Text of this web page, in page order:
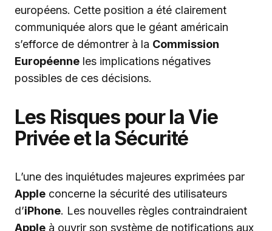
européens. Cette position a été clairement
communiquée alors que le géant américain
s’efforce de démontrer à la Commission
Européenne les implications négatives
possibles de ces décisions.
Les Risques pour la Vie
Privée et la Sécurité
L’une des inquiétudes majeures exprimées par
Apple concerne la sécurité des utilisateurs
d’iPhone. Les nouvelles règles contraindraient
Apple à ouvrir son système de notifications aux